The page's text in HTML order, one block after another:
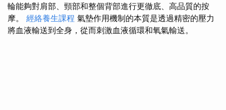
輪能夠對肩部、頸部和整個背部進行更徹底、高品質的按
摩。 經絡養生課程 氣墊作用機制的本質是透過精密的壓力
將血液輸送到全身，從而刺激血液循環和氧氣輸送。